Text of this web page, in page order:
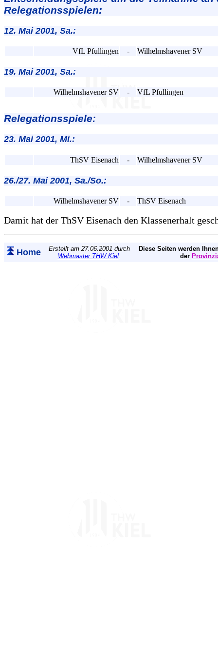
Relegationsspielen:
12. Mai 2001, Sa.:
VfL Pfullingen - Wilhelmshavener SV
19. Mai 2001, Sa.:
Wilhelmshavener SV - VfL Pfullingen
Relegationsspiele:
23. Mai 2001, Mi.:
ThSV Eisenach - Wilhelmshavener SV
26./27. Mai 2001, Sa./So.:
Wilhelmshavener SV - ThSV Eisenach
Damit hat der ThSV Eisenach den Klassenerhalt
Home
Erstellt am 27.06.2001 durch
Webmaster THW Kiel.
Diese Seiten werden
der